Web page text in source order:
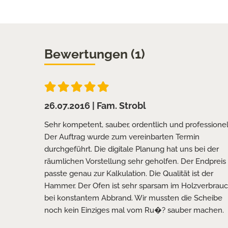
Bewertungen (1)
26.07.2016 | Fam. Strobl
Sehr kompetent, sauber, ordentlich und
Der Auftrag wurde zum vereinbarten Termin
durchgeführt. Die digitale Planung hat uns bei der
räumlichen Vorstellung sehr geholfen. Der Endpreis
passte genau zur Kalkulation. Die Qualität ist der
Hammer. Der Ofen ist sehr sparsam im
bei konstantem Abbrand. Wir mussten die Scheibe
noch kein Einziges mal vom Ru�? sauber machen.